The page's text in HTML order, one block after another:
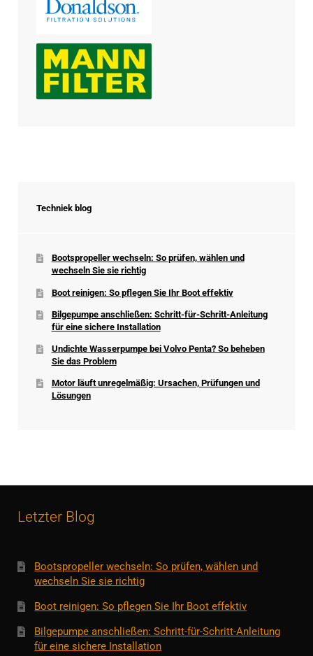
Techniek blog
Bootspropeller wechseln: So prüfen, wählen und
wechseln Sie sie richtig
Boot reinigen: So pflegen Sie Ihr Boot effektiv
Bilgepumpe anschließen: Schritt-für-Schritt-Anleitung
für eine sichere Installation
Undichte Wasserpumpe bei Volvo Penta? So beheben
Sie das Problem
Motor läuft unregelmäßig: Ursachen, Prüfungen und
Lösungen
Letzter Blog
Bootspropeller wechseln: So prüfen, wählen und
wechseln Sie sie richtig
Boot reinigen: So pflegen Sie Ihr Boot effektiv
Bilgepumpe anschließen: Schritt-für-Schritt-Anleitung
für eine sichere Installation